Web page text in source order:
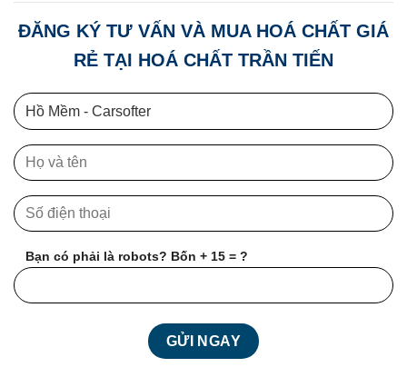
ĐĂNG KÝ TƯ VẤN VÀ MUA HOÁ CHẤT GIÁ
RẺ TẠI HOÁ CHẤT TRẦN TIẾN
Bạn có phải là robots? Bốn + 15 = ?